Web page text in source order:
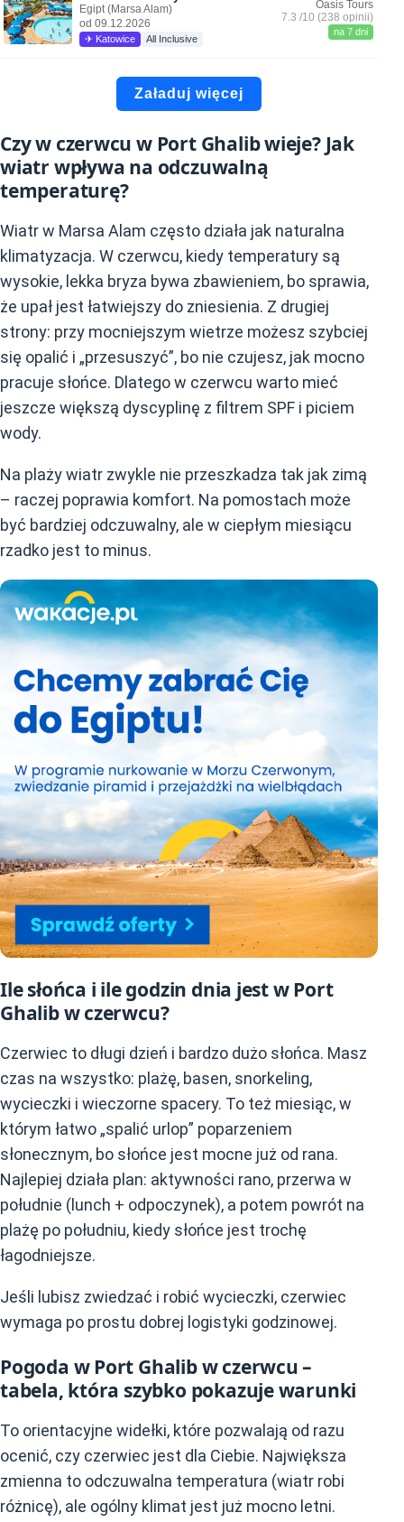
Egipt (Marsa Alam)
od 09.12.2026
✈ Katowice All Inclusive
Oasis Tours
7.3 /10 (238 opinii)
na 7 dni
Załaduj więcej
Czy w czerwcu w Port Ghalib wieje? Jak
wiatr wpływa na odczuwalną
temperaturę?
Wiatr w Marsa Alam często działa jak naturalna
klimatyzacja. W czerwcu, kiedy temperatury są
wysokie, lekka bryza bywa zbawieniem, bo sprawia,
że upał jest łatwiejszy do zniesienia. Z drugiej
strony: przy mocniejszym wietrze możesz szybciej
się opalić i „przesuszyć”, bo nie czujesz, jak mocno
pracuje słońce. Dlatego w czerwcu warto mieć
jeszcze większą dyscyplinę z filtrem SPF i piciem
wody.
Na plaży wiatr zwykle nie przeszkadza tak jak zimą
– raczej poprawia komfort. Na pomostach może
być bardziej odczuwalny, ale w ciepłym miesiącu
rzadko jest to minus.
Ile słońca i ile godzin dnia jest w Port
Ghalib w czerwcu?
Czerwiec to długi dzień i bardzo dużo słońca. Masz
czas na wszystko: plażę, basen, snorkeling,
wycieczki i wieczorne spacery. To też miesiąc, w
którym łatwo „spalić urlop” poparzeniem
słonecznym, bo słońce jest mocne już od rana.
Najlepiej działa plan: aktywności rano, przerwa w
południe (lunch + odpoczynek), a potem powrót na
plażę po południu, kiedy słońce jest trochę
łagodniejsze.
Jeśli lubisz zwiedzać i robić wycieczki, czerwiec
wymaga po prostu dobrej logistyki godzinowej.
Pogoda w Port Ghalib w czerwcu –
tabela, która szybko pokazuje warunki
To orientacyjne widełki, które pozwalają od razu
ocenić, czy czerwiec jest dla Ciebie. Największa
zmienna to odczuwalna temperatura (wiatr robi
różnicę), ale ogólny klimat jest już mocno letni.